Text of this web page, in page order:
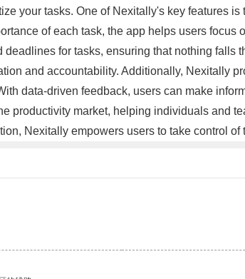
your tasks. One of Nexitally's key features
of each task, the app helps users
for tasks, ensuring that nothing
and accountability. Additionally, Nexitally
data-driven feedback, users can make
productivity market, helping individuals and
Nexitally empowers users to take control